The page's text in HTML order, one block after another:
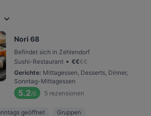
Nori 68
Befindet sich in Zehlendorf
Sushi-Restaurant • €€€€
Gerichte: Mittagessen, Desserts, Dinner,
Sonntag-Mittagessen
5.2/6 5 rezensionen
geöffnet Gruppen